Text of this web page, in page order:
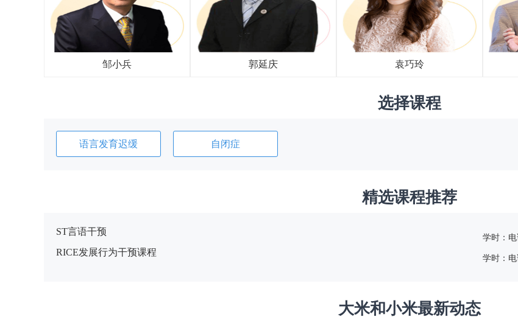
邹小兵 郭延庆 袁巧玲
选择课程
语言发育迟缓 自闭症
精选课程推荐
ST言语干预
学时：电
RICE发展行为干预课程
学时：电
大米和小米最新动态